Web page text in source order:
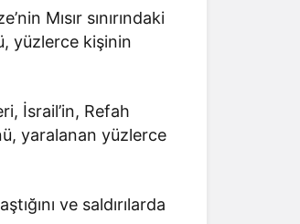
Mısır sınırındaki
yüzlerce kişinin
İsrail’in, Refah
yaralanan yüzlerce
ve saldırılarda